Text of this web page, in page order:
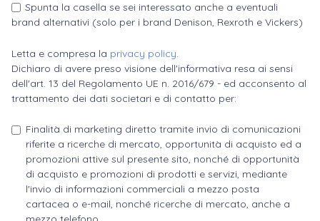
Spunta la casella se sei interessato anche a eventuali
brand alternativi (solo per i brand Denison, Rexroth e Vickers)
Letta e compresa la privacy policy.
Dichiaro di avere preso visione dell'informativa resa ai sensi
dell'art. 13 del Regolamento UE n. 2016/679 - ed acconsento al
trattamento dei dati societari e di contatto per:
Finalità di marketing diretto tramite invio di comunicazioni
riferite a ricerche di mercato, opportunità di acquisto ed a
promozioni attive sul presente sito, nonché di opportunità
di acquisto e promozioni di prodotti e servizi, mediante
l'invio di informazioni commerciali a mezzo posta
cartacea o e-mail, nonché ricerche di mercato, anche a